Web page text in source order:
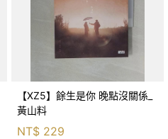
【XZ5】餘生是你 晚點沒關係_
黃山料
NT$ 229